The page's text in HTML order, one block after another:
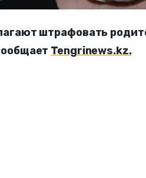
штрафовать
Tengrinews.kz.